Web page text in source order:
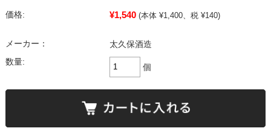
価格: ¥1,540 (本体 ¥1,400、税 ¥140)
メーカー：
太久保酒造
数量:
個